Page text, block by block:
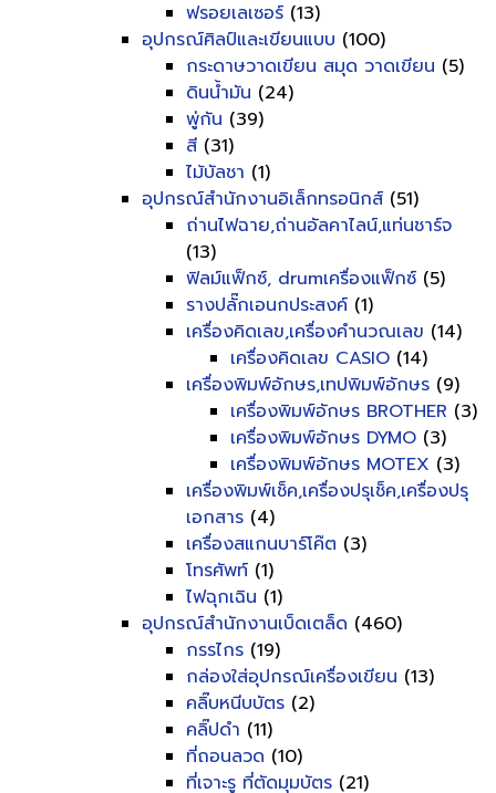
ฟรอยเลเซอร์ (13)
อุปกรณ์ศิลป์และเขียนแบบ (100)
กระดาษวาดเขียน สมุด วาดเขียน (5)
ดินน้ำมัน (24)
พู่กัน (39)
สี (31)
ไม้บัลชา (1)
อุปกรณ์สำนักงานอิเล็กทรอนิกส์ (51)
ถ่านไฟฉาย,ถ่านอัลคาไลน์,แท่นชาร์จ
(13)
ฟิลม์แฟ็กซ์, drumเครื่องแฟ็กซ์ (5)
รางปลั๊กเอนกประสงค์ (1)
เครื่องคิดเลข,เครื่องคำนวณเลข (14)
เครื่องคิดเลข CASIO (14)
เครื่องพิมพ์อักษร,เทปพิมพ์อักษร (9)
เครื่องพิมพ์อักษร BROTHER (3)
เครื่องพิมพ์อักษร DYMO (3)
เครื่องพิมพ์อักษร MOTEX (3)
เครื่องพิมพ์เช็ค,เครื่องปรุเช็ค,เครื่องปรุ
เอกสาร (4)
เครื่องสแกนบาร์โค๊ต (3)
โทรศัพท์ (1)
ไฟฉุกเฉิน (1)
อุปกรณ์สำนักงานเบ็ดเตล็ด (460)
กรรไกร (19)
กล่องใส่อุปกรณ์เครื่องเขียน (13)
คลิ๊บหนีบบัตร (2)
คลิ๊ปดำ (11)
ที่ถอนลวด (10)
ที่เจาะรู ที่ตัดมุมบัตร (21)